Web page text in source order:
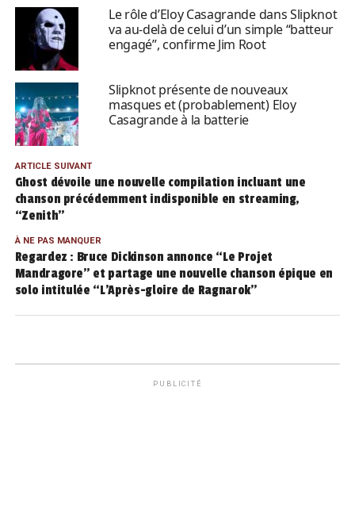
Le rôle d’Eloy Casagrande dans Slipknot
va au-delà de celui d’un simple “batteur
engagé”, confirme Jim Root
Slipknot présente de nouveaux
masques et (probablement) Eloy
Casagrande à la batterie
ARTICLE SUIVANT
Ghost dévoile une nouvelle compilation incluant une
chanson précédemment indisponible en streaming,
“Zenith”
À NE PAS MANQUER
Regardez : Bruce Dickinson annonce “Le Projet
Mandragore” et partage une nouvelle chanson épique en
solo intitulée “L’Après-gloire de Ragnarok”
PUBLICITÉ